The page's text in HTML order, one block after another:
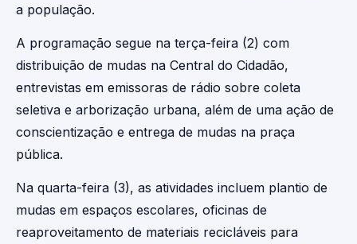
a população.
A programação segue na terça-feira (2) com
distribuição de mudas na Central do Cidadão,
entrevistas em emissoras de rádio sobre coleta
seletiva e arborização urbana, além de uma ação de
conscientização e entrega de mudas na praça
pública.
Na quarta-feira (3), as atividades incluem plantio de
mudas em espaços escolares, oficinas de
reaproveitamento de materiais recicláveis para